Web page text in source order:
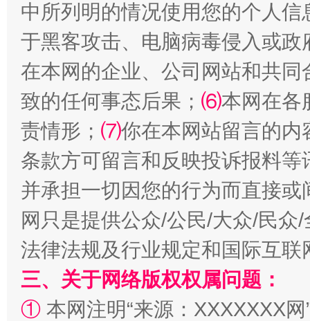
揭批美国五大"原罪" "炒
解纷+调解+退费，一次搞定
中所列明的情况使用您的个人
于黑客攻击、电脑病毒侵入或
在本网的企业、公司网站和共
致的任何事态后果； ⑹本网在各
责情形； ⑺你在本网站留言的内
条款方可留言和反映投诉报料
并承担一切因您的行为而直接
网只是提供公众/公民/大众/民
法律法规及行业规定和国际互
三、关于网络版权权属问题：
① 本网注明“来源：XXXXXXX